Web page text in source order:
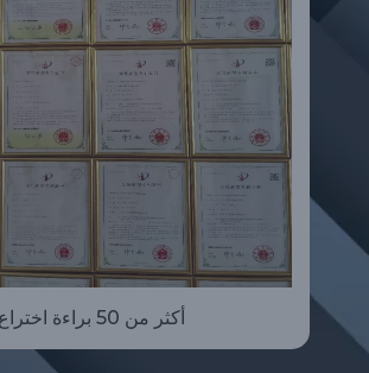
أكثر من 50 براءة اختراع